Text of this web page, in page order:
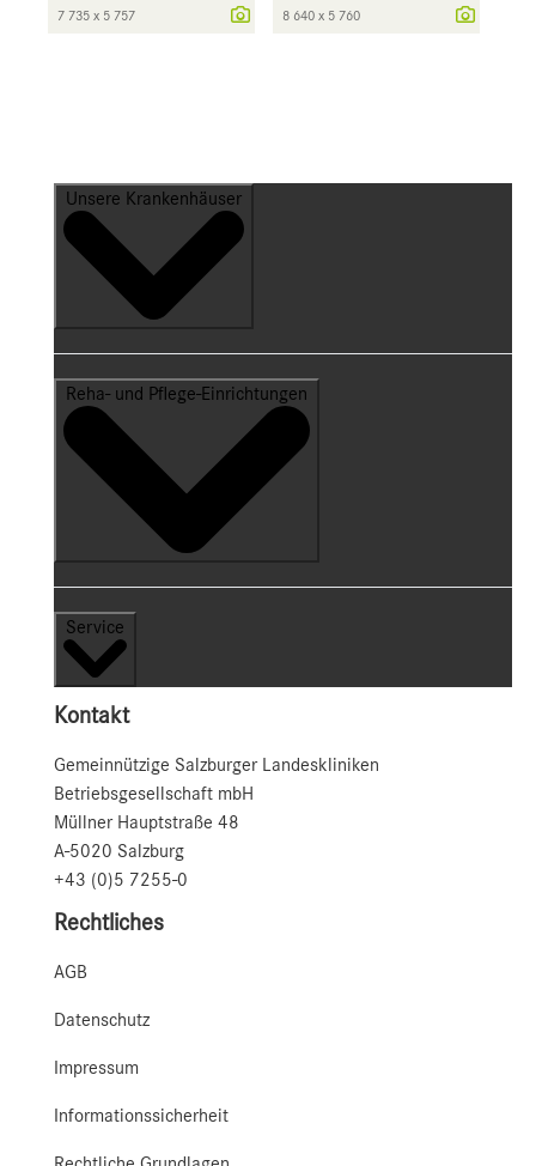
7 735 x 5 757 8 640 x 5 760
Unsere Krankenhäuser
Reha- und Pflege-Einrichtungen
Service
Kontakt
Gemeinnützige Salzburger Landeskliniken
Betriebsgesellschaft mbH
Müllner Hauptstraße 48
A-5020 Salzburg
+43 (0)5 7255-0
Rechtliches
AGB
Datenschutz
Impressum
Informationssicherheit